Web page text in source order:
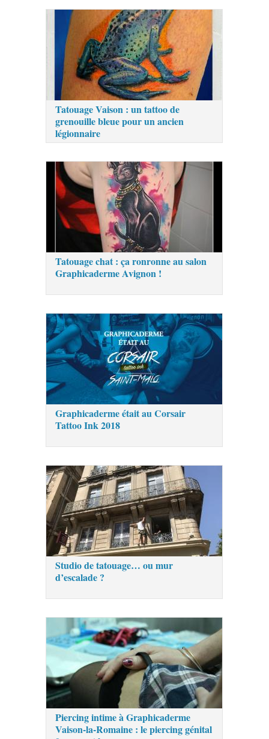
Tatouage Vaison : un tattoo de
grenouille bleue pour un ancien
légionnaire
Tatouage chat : ça ronronne au salon
Graphicaderme Avignon !
Graphicaderme était au Corsair
Tattoo Ink 2018
Studio de tatouage… ou mur
d’escalade ?
Piercing intime à Graphicaderme
Vaison-la-Romaine : le piercing génital